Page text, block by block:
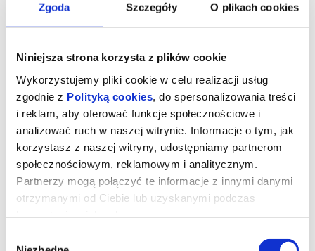
Zgoda Szczegóły O plikach cookies
Niniejsza strona korzysta z plików cookie
Wykorzystujemy pliki cookie w celu realizacji usług
zgodnie z Polityką cookies , do spersonalizowania treści
i reklam, aby oferować funkcje społecznościowe i
analizować ruch w naszej witrynie. Informacje o tym, jak
korzystasz z naszej witryny, udostępniamy partnerom
społecznościowym, reklamowym i analitycznym.
Partnerzy mogą połączyć te informacje z innymi danymi
otrzymanymi od Ciebie lub uzyskanymi podczas
Tom i Jerry: Przygoda w muzeum
"Tom i Jerry: Przygoda w muzeum" (Tom & Jerry: Forbidden
Compass)
Porywająca komedia animowana o zaciekłych wrogach, którzy nie